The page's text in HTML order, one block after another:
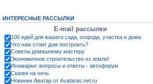
ИНТЕРЕСНЫЕ РАССЫЛКИ
E-mail рассылки
100 идей для вашего сада, огорода, участка и дома
Что нам стоит дом построить?
Советы домашнему мастеру
Экономичное строительство из земли!
Иномарки: вопросы и ответы - автофорум
Сказки на ночь
Новинки Аватар от Avataras.net.ru